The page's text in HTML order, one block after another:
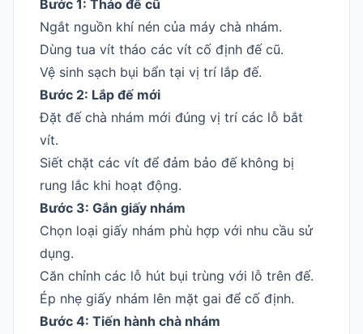
Bước 1: Tháo đế cũ
Ngắt nguồn khí nén của máy chà nhám.
Dùng tua vít tháo các vít cố định đế cũ.
Vệ sinh sạch bụi bẩn tại vị trí lắp đế.
Bước 2: Lắp đế mới
Đặt đế chà nhám mới đúng vị trí các lỗ bắt
vít.
Siết chặt các vít để đảm bảo đế không bị
rung lắc khi hoạt động.
Bước 3: Gắn giấy nhám
Chọn loại giấy nhám phù hợp với nhu cầu sử
dụng.
Căn chỉnh các lỗ hút bụi trùng với lỗ trên đế.
Ép nhẹ giấy nhám lên mặt gai để cố định.
Bước 4: Tiến hành chà nhám